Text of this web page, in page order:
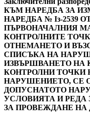
КЪМ НАРЕДБА ЗА
НАРЕДБА № Із-2539
ПЪРВОНАЧАЛНИЯ
КОНТРОЛНИТЕ
ОТНЕМАНЕТО И
СПИСЪКА НА
ИЗВЪРШВАНЕТО НА
КОНТРОЛНИ ТОЧКИ
НАРУШЕНИЕТО, СЕ
ДОПУСНАТОТО
УСЛОВИЯТА И РЕДА
ЗА ПРОВЕЖДАНЕ